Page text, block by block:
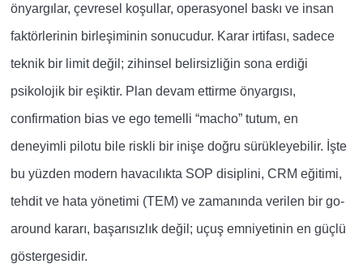
önyargılar, çevresel koşullar, operasyonel baskı ve insan
faktörlerinin birleşiminin sonucudur. Karar irtifası, sadece
teknik bir limit değil; zihinsel belirsizliğin sona erdiği
psikolojik bir eşiktir. Plan devam ettirme önyargısı,
confirmation bias ve ego temelli “macho” tutum, en
deneyimli pilotu bile riskli bir inişe doğru sürükleyebilir. İşte
bu yüzden modern havacılıkta SOP disiplini, CRM eğitimi,
tehdit ve hata yönetimi (TEM) ve zamanında verilen bir go-
around kararı, başarısızlık değil; uçuş emniyetinin en güçlü
göstergesidir.